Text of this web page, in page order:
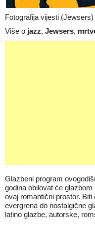
Fotografija vijesti (Jewsers)
Više o jazz, Jewsers,
Glazbeni program
godina obilovat će
ovaj romantični prostor.
evergrena do nostalgične
latino glazbe, autorske,